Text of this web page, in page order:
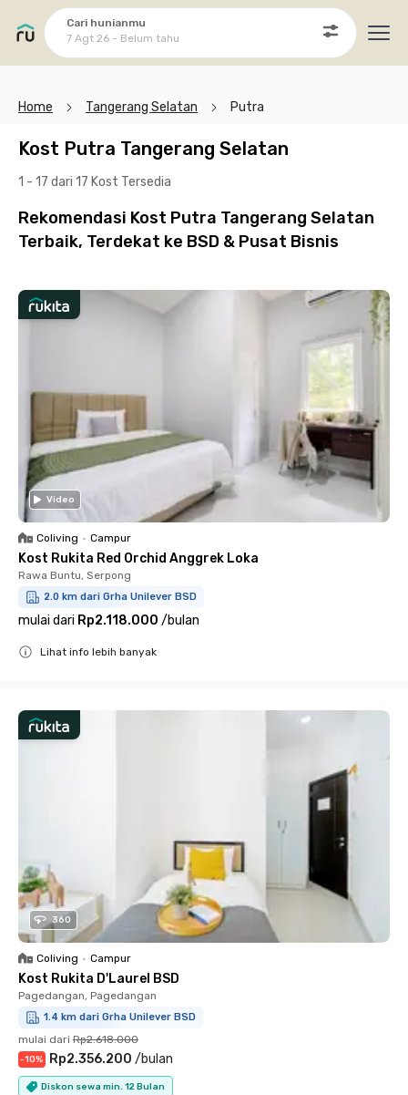
Cari hunianmu
7 Agt 26 - Belum tahu
Home Tangerang Selatan Putra
Kost Putra Tangerang Selatan
1 - 17 dari 17 Kost Tersedia
Rekomendasi Kost Putra Tangerang Selatan
Terbaik, Terdekat ke BSD & Pusat Bisnis
Video
Coliving • Campur
Kost Rukita Red Orchid Anggrek Loka
Rawa Buntu, Serpong
2.0 km dari Grha Unilever BSD
mulai dari Rp2.118.000 /bulan
Lihat info lebih banyak
360
Coliving • Campur
Kost Rukita D'Laurel BSD
Pagedangan, Pagedangan
1.4 km dari Grha Unilever BSD
mulai dari Rp2.618.000
-10% Rp2.356.200 /bulan
Diskon sewa min. 12 Bulan